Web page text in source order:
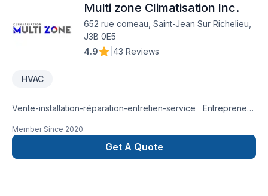
Multi zone Climatisation Inc.
652 rue comeau, Saint-Jean Sur Richelieu,
J3B 0E5
4.9
43 Reviews
HVAC
Vente-installation-réparation-entretien-service Entrepreneur
résidences et d’immeubles commerciaux, une gamme
complète de système de climatisation, thermopompes, ainsi
que tous les services d’installation, de réparation et
Member Since 2020
Get A Quote